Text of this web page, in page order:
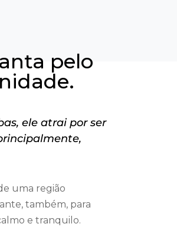
pelo
ele atrai por ser
uma região
também, para
e tranquilo.